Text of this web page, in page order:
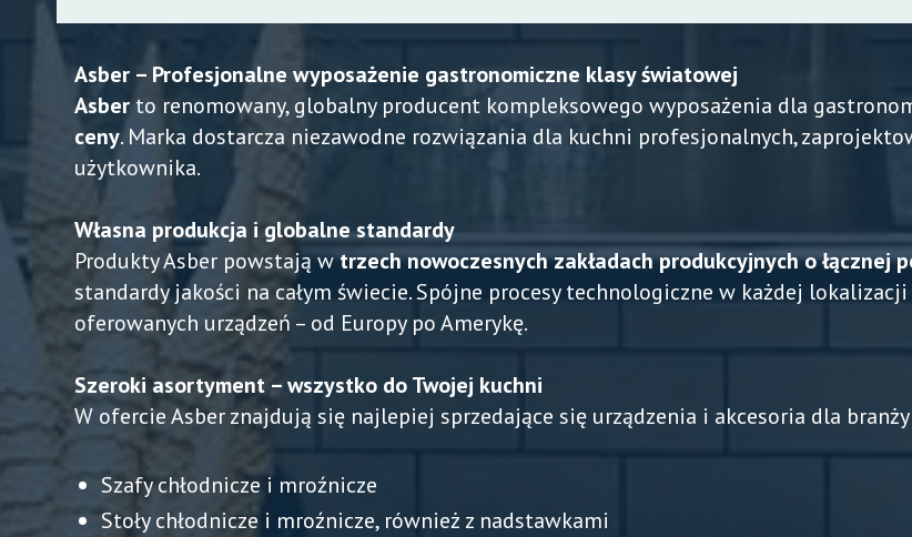
Asber – Profesjonalne wyposażenie gastronomiczne klasy światowej
Asberto renomowany, globalny producent kompleksowego wyposażenia dla
ceny. Marka dostarcza niezawodne rozwiązania dla kuchni profesjonalnych,
użytkownika.
Własna produkcja i globalne standardy
Produkty Asber powstają wtrzech nowoczesnych zakładach produkcyjnych o łącznej
standardy jakości na całym świecie. Spójne procesy technologiczne w każdej
oferowanych urządzeń – od Europy po Amerykę.
Szeroki asortyment – wszystko do Twojej kuchni
W ofercie Asber znajdują się najlepiej sprzedające się urządzenia i akcesoria dla branży
Szafy chłodnicze i mroźnicze
Stoły chłodnicze i mroźnicze, również z nadstawkami